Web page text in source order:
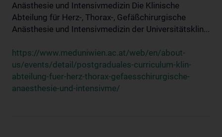
Anästhesie und Intensivmedizin Die Klinische
Abteilung für Herz-, Thorax-, Gefäßchirurgische
Anästhesie und Intensivmedizin der Universitätsklin...
https://www.meduniwien.ac.at/web/en/about-
us/events/detail/postgraduales-curriculum-klin-
abteilung-fuer-herz-thorax-gefaesschirurgische-
anaesthesie-und-intensivme/